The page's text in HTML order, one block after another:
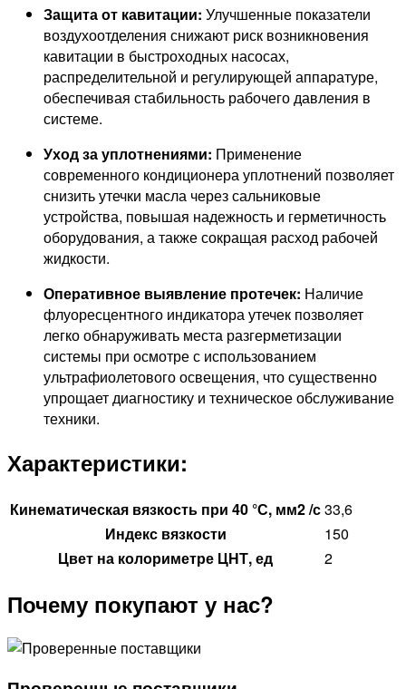
Защита от кавитации: Улучшенные показатели
воздухоотделения снижают риск возникновения
кавитации в быстроходных насосах,
распределительной и регулирующей аппаратуре,
обеспечивая стабильность рабочего давления в
системе.
Уход за уплотнениями: Применение
современного кондиционера уплотнений позволяет
снизить утечки масла через сальниковые
устройства, повышая надежность и герметичность
оборудования, а также сокращая расход рабочей
жидкости.
Оперативное выявление протечек: Наличие
флуоресцентного индикатора утечек позволяет
легко обнаруживать места разгерметизации
системы при осмотре с использованием
ультрафиолетового освещения, что существенно
упрощает диагностику и техническое обслуживание
техники.
Характеристики:
Кинематическая вязкость при 40 °С, мм2 /с33,6
Индекс вязкости
150
Цвет на колориметре ЦНТ, ед
2
Почему покупают у нас?